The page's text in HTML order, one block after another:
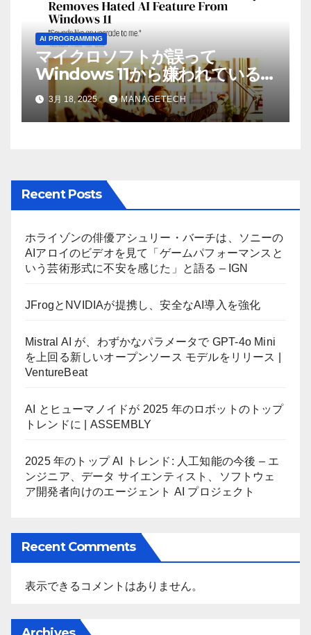
AI PROGRAMMING
マイクロソフトが誤って
Windows 11から嫌われている
AI機能を削除したことにユーザ
ーが歓喜
3月 18, 2025 MANAGETECH
Recent Posts
ホライゾンの俳優アシュリー・バーチは、ソニーの
AIアロイのビデオを見て「ゲームパフォーマンスと
いう芸術形式に不安を感じた」と語る – IGN
JFrogとNVIDIAが提携し、安全なAI導入を強化
Mistral AI が、わずかなパラメータで GPT-4o Mini
を上回る新しいオープンソース モデルをリリース |
VentureBeat
AI とヒューマノイドが 2025 年のロボットのトップ
トレンドに | ASSEMBLY
2025 年のトップ AI トレンド: 人工知能の今後 – エ
ンジニア、データ サイエンティスト、ソフトウェ
ア開発者向けのエージェント AI プロジェクト
Recent Comments
表示できるコメントはありません。